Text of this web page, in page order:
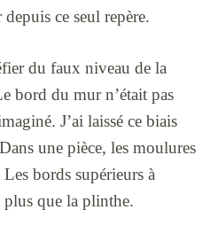
ce seul repère.
du faux niveau de la
bord du mur n’était pas
J’ai laissé ce biais
une pièce, les moulures
bords supérieurs à
que la plinthe.